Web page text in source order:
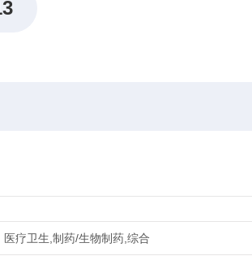
医疗卫生,制药/生物制药,综合